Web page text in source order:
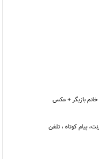
بازیگر + عکس
پیام کوتاه ، تلفن